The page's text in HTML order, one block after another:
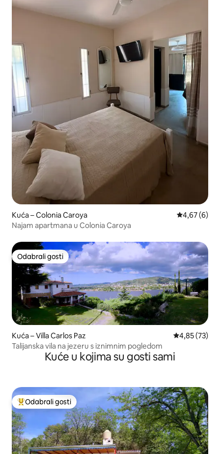
Kuća – Colonia Caroya Prosječna
4,67 (6)
Najam apartmana u Colonia Caroya
Odabrali gosti
Odabrali gosti
Kuća – Villa Carlos Paz Prosječna
4,85 (73)
Talijanska vila na jezeru s iznimnim pogledom
Kuće u kojima su gosti sami
Među najviše rangiranima s oznakom „Odabrali gosti”
Odabrali gosti